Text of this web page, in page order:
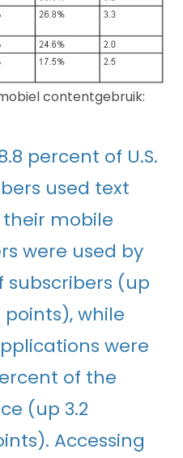
contentgebruik:
percent of U.S.
used text
mobile
were used by
subscribers (up
points), while
were
of the
(up 3.2
Accessing